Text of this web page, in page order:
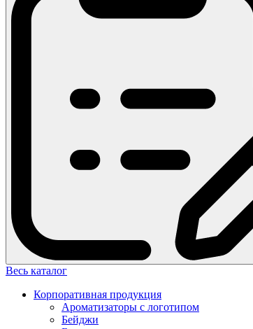
Весь каталог
Корпоративная продукция
Ароматизаторы с логотипом
Бейджи